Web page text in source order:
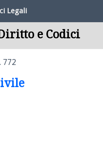
Legali
e Codici
772